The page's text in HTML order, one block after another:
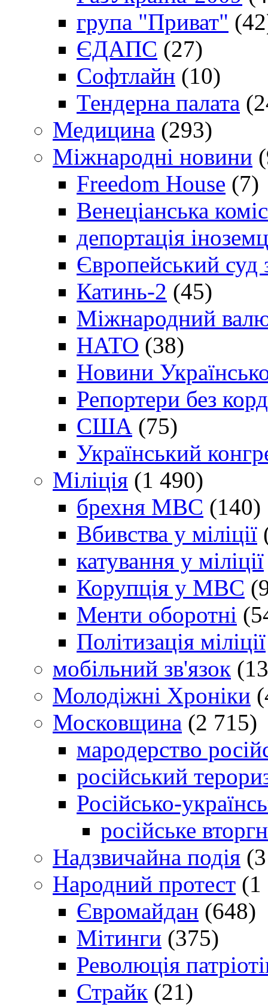
група "Приват"
ЄДАПС (27)
Софтлайн (10)
Тендерна палата
Медицина (293)
Міжнародні новини
Freedom House (7)
Венеціанська
депортація
Європейський
Катинь-2 (45)
Міжнародний
НАТО (38)
Новини
Репортери без
США (75)
Український
Міліція (1 490)
брехня МВС (140)
Вбивства у міліції
катування у міліції
Корупція у МВС
Менти оборотні
Політизація міліції
мобільний зв'язок
Молодіжні Хроніки
Московщина (2 715)
мародерство
російський
Російсько-
російське
Надзвичайна подія
Народний протест (1
Євромайдан (648)
Мітинги (375)
Революція
Страйк (21)